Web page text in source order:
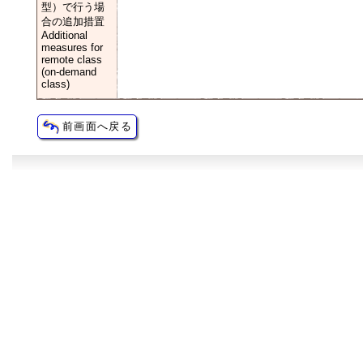
型）で行う場
合の追加措置
Additional
measures for
remote class
(on-demand
class)